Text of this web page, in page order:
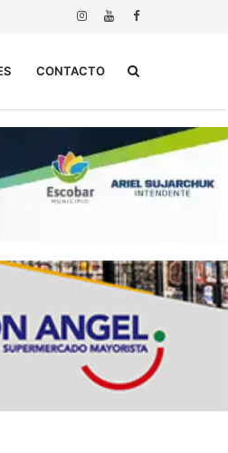
CONTACTO